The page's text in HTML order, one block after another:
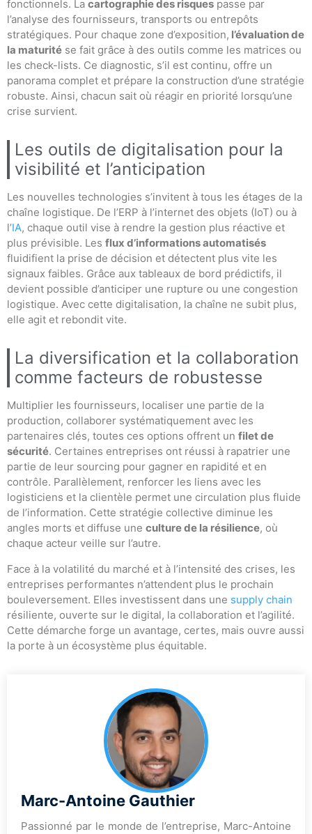
fonctionnels. La cartographie des risques passe par
l’analyse des fournisseurs, transports ou entrepôts
stratégiques. Pour chaque zone d’exposition, l’évaluation de
la maturité se fait grâce à des outils comme les matrices ou
les check-lists. Ce diagnostic, s’il est continu, offre un
panorama complet et prépare la construction d’une stratégie
robuste. Ainsi, chacun sait où réagir en priorité lorsqu’une
crise survient.
Les outils de digitalisation pour la
visibilité et l’anticipation
Les nouvelles technologies s’invitent à tous les étages de la
chaîne logistique. De l’ERP à l’internet des objets (IoT) ou à
l’IA, chaque outil vise à rendre la gestion plus réactive et
plus prévisible. Les flux d’informations automatisés
fluidifient la prise de décision et détectent plus vite les
signaux faibles. Grâce aux tableaux de bord prédictifs, il
devient possible d’anticiper une rupture ou une congestion
logistique. Avec cette digitalisation, la chaîne ne subit plus,
elle agit et rebondit vite.
La diversification et la collaboration
comme facteurs de robustesse
Multiplier les fournisseurs, localiser une partie de la
production, collaborer systématiquement avec les
partenaires clés, toutes ces options offrent un filet de
sécurité. Certaines entreprises ont réussi à rapatrier une
partie de leur sourcing pour gagner en rapidité et en
contrôle. Parallèlement, renforcer les liens avec les
logisticiens et la clientèle permet une circulation plus fluide
de l’information. Cette stratégie collective diminue les
angles morts et diffuse une culture de la résilience, où
chaque acteur veille sur l’autre.
Face à la volatilité du marché et à l’intensité des crises, les
entreprises performantes n’attendent plus le prochain
bouleversement. Elles investissent dans une supply chain
résiliente, ouverte sur le digital, la collaboration et l’agilité.
Cette démarche forge un avantage, certes, mais ouvre aussi
la porte à un écosystème plus équitable.
Marc-Antoine Gauthier
Passionné par le monde de l’entreprise, Marc-Antoine